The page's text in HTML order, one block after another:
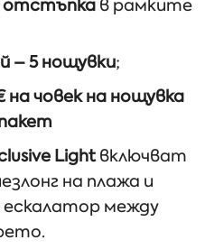
отстъпка в рамките
– 5 нощувки;
на човек на нощувка
Lightвключват
на плажа и
между